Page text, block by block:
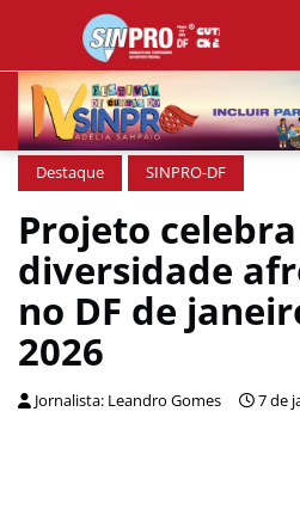
Destaque SINPRO-DF
Projeto celebra
diversidade
no DF de
2026
Jornalista: Leandro Gomes 7 de